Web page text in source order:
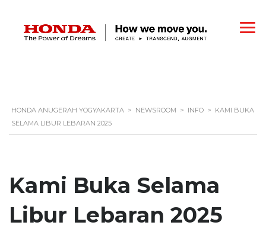
HONDA ANUGERAH YOGYAKARTA > NEWSROOM > INFO > KAMI BUKA
SELAMA LIBUR LEBARAN 2025
Kami Buka Selama
Libur Lebaran 2025